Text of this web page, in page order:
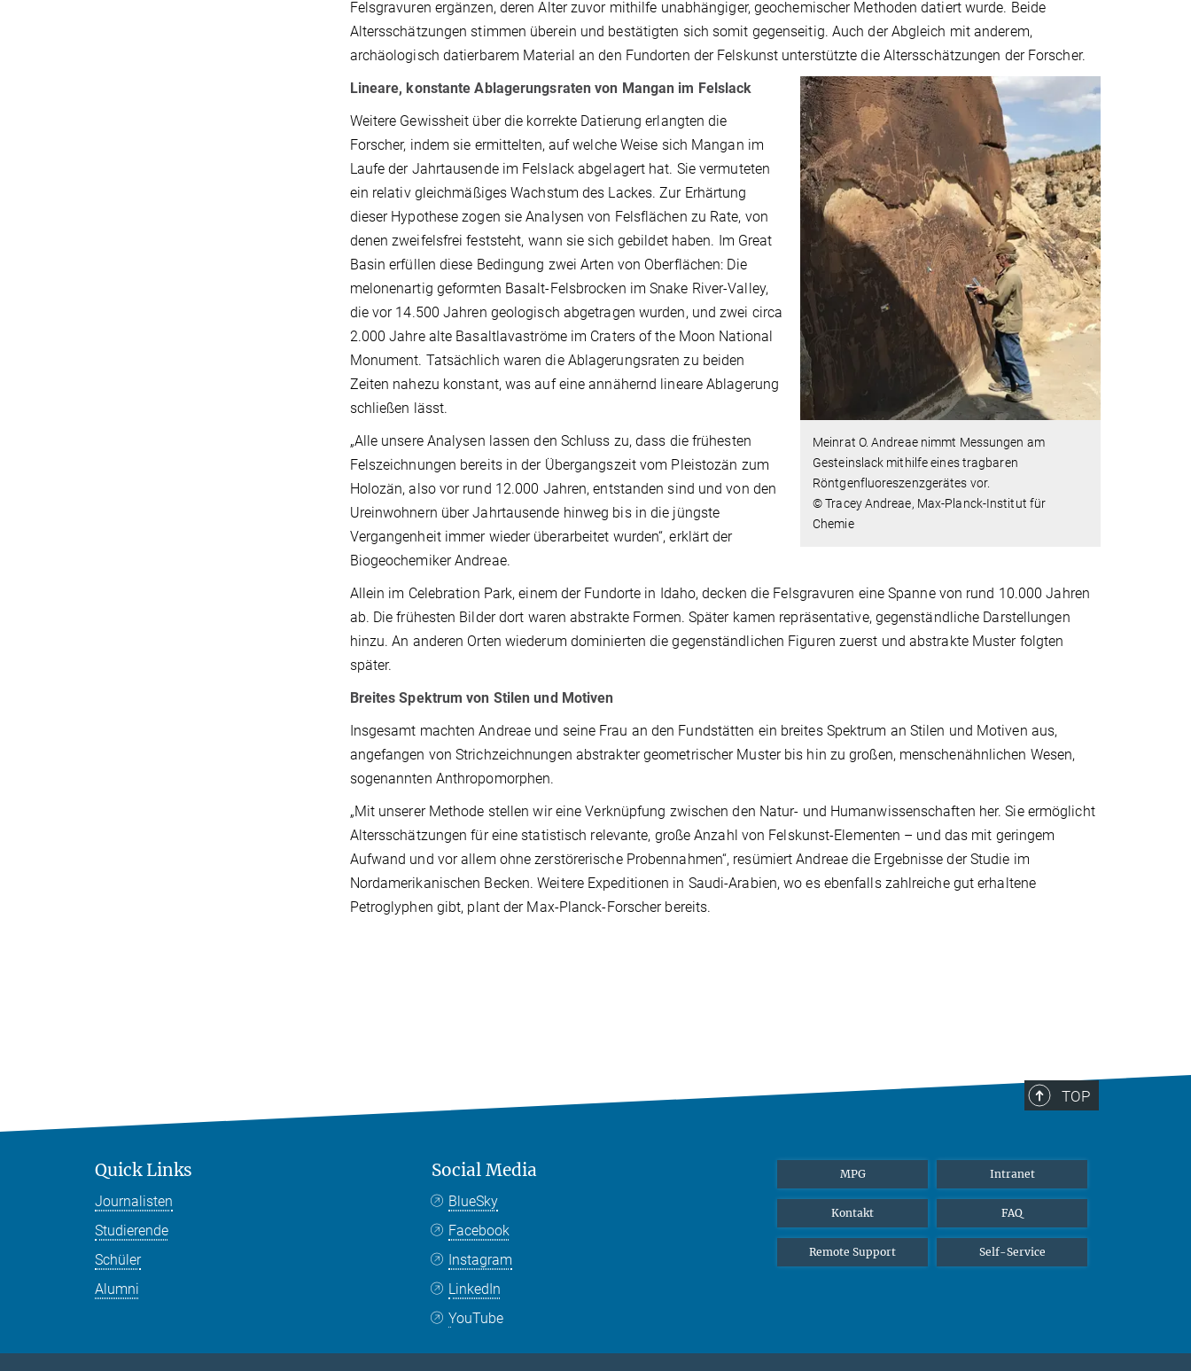
Felsgravuren ergänzen, deren Alter zuvor mithilfe unabhängiger, geochemischer Methoden datiert wurde. Beide
Altersschätzungen stimmen überein und bestätigten sich somit gegenseitig. Auch der Abgleich mit anderem,
archäologisch datierbarem Material an den Fundorten der Felskunst unterstützte die Altersschätzungen der Forscher.
Meinrat O. Andreae nimmt Messungen am
Gesteinslack mithilfe eines tragbaren
Röntgenfluoreszenzgerätes vor.
© Tracey Andreae, Max-Planck-Institut für
Chemie
Lineare, konstante Ablagerungsraten von Mangan im Felslack
Weitere Gewissheit über die korrekte Datierung erlangten die
Forscher, indem sie ermittelten, auf welche Weise sich Mangan im
Laufe der Jahrtausende im Felslack abgelagert hat. Sie vermuteten
ein relativ gleichmäßiges Wachstum des Lackes. Zur Erhärtung
dieser Hypothese zogen sie Analysen von Felsflächen zu Rate, von
denen zweifelsfrei feststeht, wann sie sich gebildet haben. Im Great
Basin erfüllen diese Bedingung zwei Arten von Oberflächen: Die
melonenartig geformten Basalt-Felsbrocken im Snake River-Valley,
die vor 14.500 Jahren geologisch abgetragen wurden, und zwei circa
2.000 Jahre alte Basaltlavaströme im Craters of the Moon National
Monument. Tatsächlich waren die Ablagerungsraten zu beiden
Zeiten nahezu konstant, was auf eine annähernd lineare Ablagerung
schließen lässt.
„Alle unsere Analysen lassen den Schluss zu, dass die frühesten
Felszeichnungen bereits in der Übergangszeit vom Pleistozän zum
Holozän, also vor rund 12.000 Jahren, entstanden sind und von den
Ureinwohnern über Jahrtausende hinweg bis in die jüngste
Vergangenheit immer wieder überarbeitet wurden“, erklärt der
Biogeochemiker Andreae.
Allein im Celebration Park, einem der Fundorte in Idaho, decken die Felsgravuren eine Spanne von rund 10.000 Jahren
ab. Die frühesten Bilder dort waren abstrakte Formen. Später kamen repräsentative, gegenständliche Darstellungen
hinzu. An anderen Orten wiederum dominierten die gegenständlichen Figuren zuerst und abstrakte Muster folgten
später.
Breites Spektrum von Stilen und Motiven
Insgesamt machten Andreae und seine Frau an den Fundstätten ein breites Spektrum an Stilen und Motiven aus,
angefangen von Strichzeichnungen abstrakter geometrischer Muster bis hin zu großen, menschenähnlichen Wesen,
sogenannten Anthropomorphen.
„Mit unserer Methode stellen wir eine Verknüpfung zwischen den Natur- und Humanwissenschaften her. Sie ermöglicht
Altersschätzungen für eine statistisch relevante, große Anzahl von Felskunst-Elementen – und das mit geringem
Aufwand und vor allem ohne zerstörerische Probennahmen“, resümiert Andreae die Ergebnisse der Studie im
Nordamerikanischen Becken. Weitere Expeditionen in Saudi-Arabien, wo es ebenfalls zahlreiche gut erhaltene
Petroglyphen gibt, plant der Max-Planck-Forscher bereits.
TOP
Quick Links
Journalisten
Studierende
Schüler
Alumni
Social Media
BlueSky
Facebook
Instagram
LinkedIn
YouTube
MPG Intranet
Kontakt FAQ
Remote Support Self-Service